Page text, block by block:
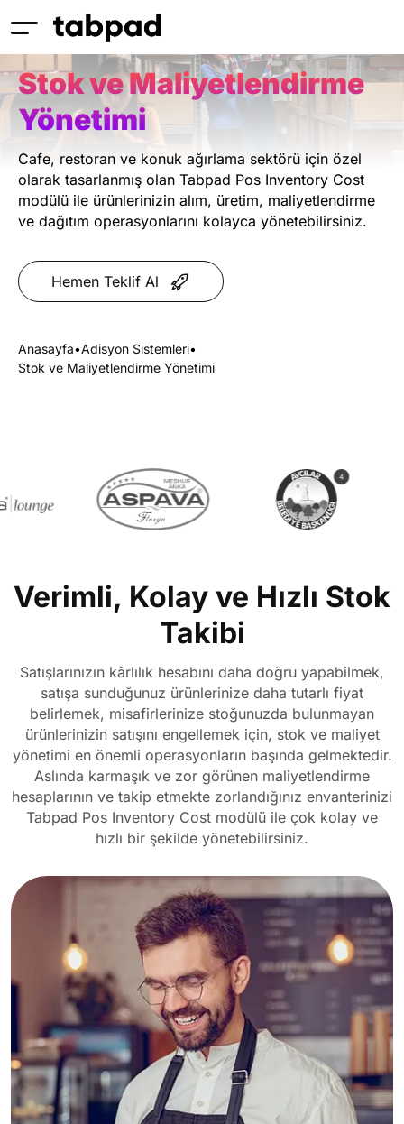
ÖZELLIKLER
Stok ve Maliyetlendirme
Yönetimi
Cafe, restoran ve konuk ağırlama sektörü için özel
olarak tasarlanmış olan Tabpad Pos Inventory Cost
modülü ile ürünlerinizin alım, üretim, maliyetlendirme
ve dağıtım operasyonlarını kolayca yönetebilirsiniz.
Hemen Teklif Al
Anasayfa•Adisyon Sistemleri•
Stok ve Maliyetlendirme Yönetimi
Verimli, Kolay ve Hızlı Stok
Takibi
Satışlarınızın kârlılık hesabını daha doğru yapabilmek,
satışa sunduğunuz ürünlerinize daha tutarlı fiyat
belirlemek, misafirlerinize stoğunuzda bulunmayan
ürünlerinizin satışını engellemek için, stok ve maliyet
yönetimi en önemli operasyonların başında gelmektedir.
Aslında karmaşık ve zor görünen maliyetlendirme
hesaplarının ve takip etmekte zorlandığınız envanterinizi
Tabpad Pos Inventory Cost modülü ile çok kolay ve
hızlı bir şekilde yönetebilirsiniz.